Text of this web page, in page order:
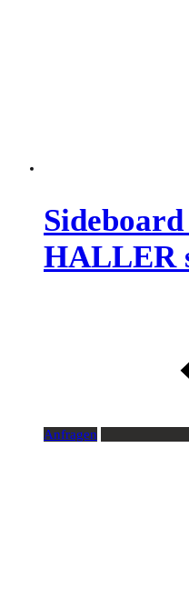
HALLER
Anfragen